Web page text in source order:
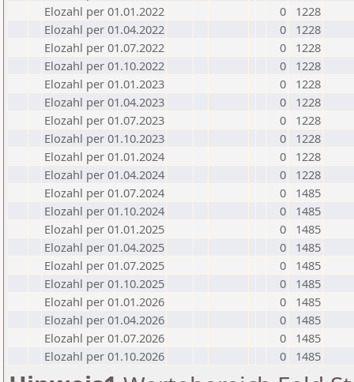
Elozahl per 01.01.2022
0
1228
Elozahl per 01.04.2022
0
1228
Elozahl per 01.07.2022
0
1228
Elozahl per 01.10.2022
0
1228
Elozahl per 01.01.2023
0
1228
Elozahl per 01.04.2023
0
1228
Elozahl per 01.07.2023
0
1228
Elozahl per 01.10.2023
0
1228
Elozahl per 01.01.2024
0
1228
Elozahl per 01.04.2024
0
1228
Elozahl per 01.07.2024
0
1485
Elozahl per 01.10.2024
0
1485
Elozahl per 01.01.2025
0
1485
Elozahl per 01.04.2025
0
1485
Elozahl per 01.07.2025
0
1485
Elozahl per 01.10.2025
0
1485
Elozahl per 01.01.2026
0
1485
Elozahl per 01.04.2026
0
1485
Elozahl per 01.07.2026
0
1485
Elozahl per 01.10.2026
0 1485